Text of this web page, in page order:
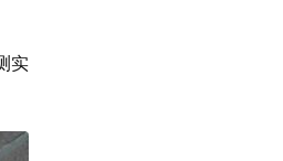
实